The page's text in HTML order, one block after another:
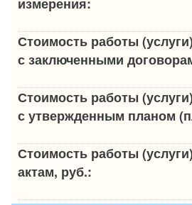
Стоимость работы
с заключенными
Стоимость работы
с утвержденным планом
Стоимость работы
актам, руб.: